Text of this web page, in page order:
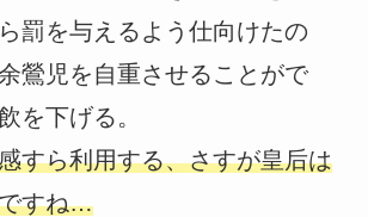
罰を与えるよう仕向けたの
鶯児を自重させることがで
を下げる。
すら利用する、さすが皇后は
すね…